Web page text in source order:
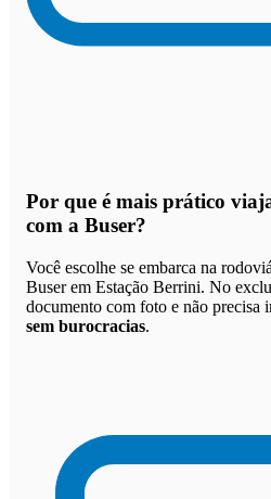
Por que é mais prático
com a Buser?
Você escolhe se embarca na
Buser em Estação Berrini. No
documento com foto e não precisa
sem burocracias.